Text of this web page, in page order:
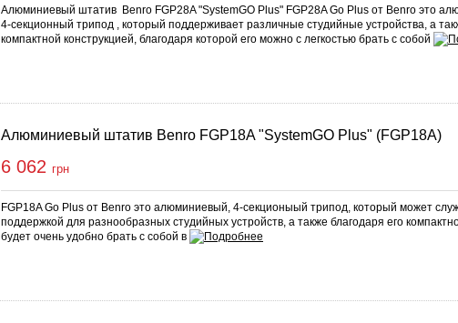
Алюминиевый штатив Benro FGP28A "SystemGO Plus" FGP28A Go Plus от Benro это
4-секционный трипод , который поддерживает различные студийные устройства, а
компактной конструкцией, благодаря которой его можно с легкостью брать с собой
Алюминиевый штатив Benro FGP18A "SystemGO Plus" (FGP18A)
6 062 грн
FGP18A Go Plus от Benro это алюминиевый, 4-секционыый трипод, который может
поддержкой для разнообразных студийных устройств, а также благодаря его
будет очень удобно брать с собой в